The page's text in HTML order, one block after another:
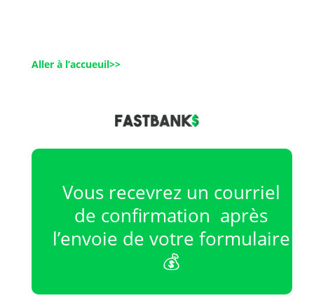
Aller à l’accueuil>>
Vous recevrez un courriel
de confirmation après
l’envoie de votre formulaire
💰